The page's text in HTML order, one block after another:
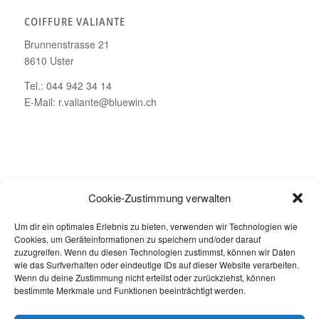
Cookie-Zustimmung verwalten
Um dir ein optimales Erlebnis zu bieten, verwenden wir Technologien wie
Cookies, um Geräteinformationen zu speichern und/oder darauf
zuzugreifen. Wenn du diesen Technologien zustimmst, können wir Daten
wie das Surfverhalten oder eindeutige IDs auf dieser Website verarbeiten.
Wenn du deine Zustimmung nicht erteilst oder zurückziehst, können
bestimmte Merkmale und Funktionen beeinträchtigt werden.
COIFFURE VALIANTE
Brunnenstrasse 21
8610 Uster
Tel.: 044 942 34 14
E-Mail: r.valiante@bluewin.ch
Dienstag bis Freitag: 08.00 – 19.00 Uhr
Samstag: 08.00 – 16.00 Uhr